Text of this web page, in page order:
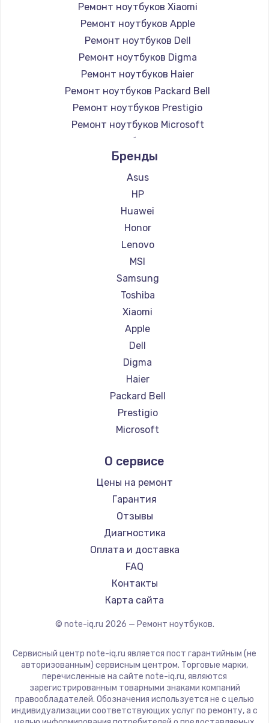
Ремонт ноутбуков Xiaomi
Ремонт ноутбуков Apple
Ремонт ноутбуков Dell
Ремонт ноутбуков Digma
Ремонт ноутбуков Haier
Ремонт ноутбуков Packard Bell
Ремонт ноутбуков Prestigio
Ремонт ноутбуков Microsoft
Ремонт ноутбуков Alienware
Ремонт ноутбуков Aquarius
Ремонт ноутбуков Gigabyte
Ремонт ноутбуков Aorus
Ремонт ноутбуков Maibenben
Ремонт ноутбуков Getac
Ремонт ноутбуков Epson
Ремонт ноутбуков Philips
Ремонт ноутбуков LG
Ремонт ноутбуков Panasonic
Ремонт ноутбуков Irbis
Ремонт ноутбуков Thunderobot
Ремонт ноутбуков Hasee
Ремонт ноутбуков ZTE
Ремонт ноутбуков Hiper
Ремонт ноутбуков Evga
Ремонт ноутбуков Google
Ремонт ноутбуков Echips
Ремонт ноутбуков Predator
Ремонт ноутбуков iru
Ремонт ноутбуков Machenike
Ремонт ноутбуков DEXP
Ремонт ноутбуков Teclast
Ремонт ноутбуков CHUWI
Ремонт ноутбуков Colorful
Бренды
Asus
HP
Huawei
Honor
Lenovo
MSI
Samsung
Toshiba
Xiaomi
Apple
Dell
Digma
Haier
Packard Bell
Prestigio
Microsoft
Aquarius
Gigabyte
Aorus
Maibenben
Getac
Epson
Philips
LG
Panasonic
ZTE
Hiper
Evga
Google
О сервисе
Цены на ремонт
Гарантия
Отзывы
Диагностика
Оплата и доставка
FAQ
Контакты
Карта сайта
© note-iq.ru 2026 — Ремонт ноутбуков.
Сервисный центр note-iq.ru является пост гарантийным (не
авторизованным) сервисным центром. Торговые марки,
перечисленные на сайте note-iq.ru, являются
зарегистрированным товарными знаками компаний
правообладателей. Обозначения используется не с целью
индивидуализации соответствующих услуг по ремонту, а с